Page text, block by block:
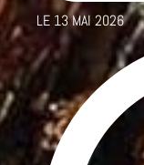
LE 13 MAI 2026